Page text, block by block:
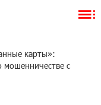
карты»:
мошенничестве с